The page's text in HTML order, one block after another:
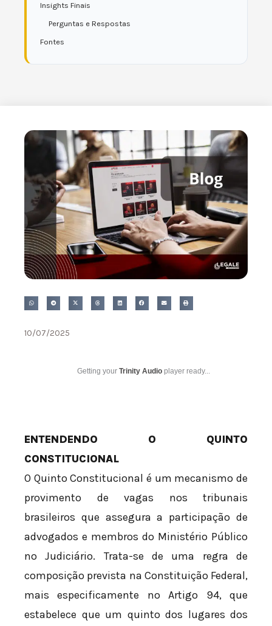
Insights Finais
Perguntas e Respostas
Fontes
10/07/2025
Getting your Trinity Audio player ready...
ENTENDENDO O QUINTO
CONSTITUCIONAL
O Quinto Constitucional é um mecanismo de
provimento de vagas nos tribunais
brasileiros que assegura a participação de
advogados e membros do Ministério Público
no Judiciário. Trata-se de uma regra de
composição prevista na Constituição Federal,
mais especificamente no Artigo 94, que
estabelece que um quinto dos lugares dos